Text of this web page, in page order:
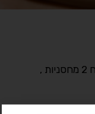
מצב כמו חדש ירי רק בחידוש רשיון, אקדח 2 מחסניות ,